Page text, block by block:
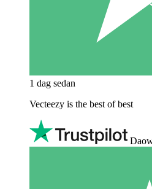
1 dag sedan
Vecteezy is the best of best